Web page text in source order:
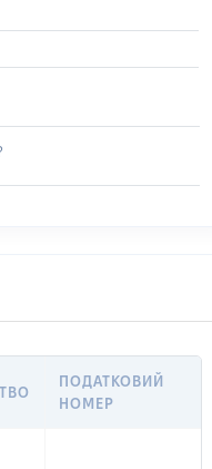
ПОДАТКОВИЙ
НОМЕР